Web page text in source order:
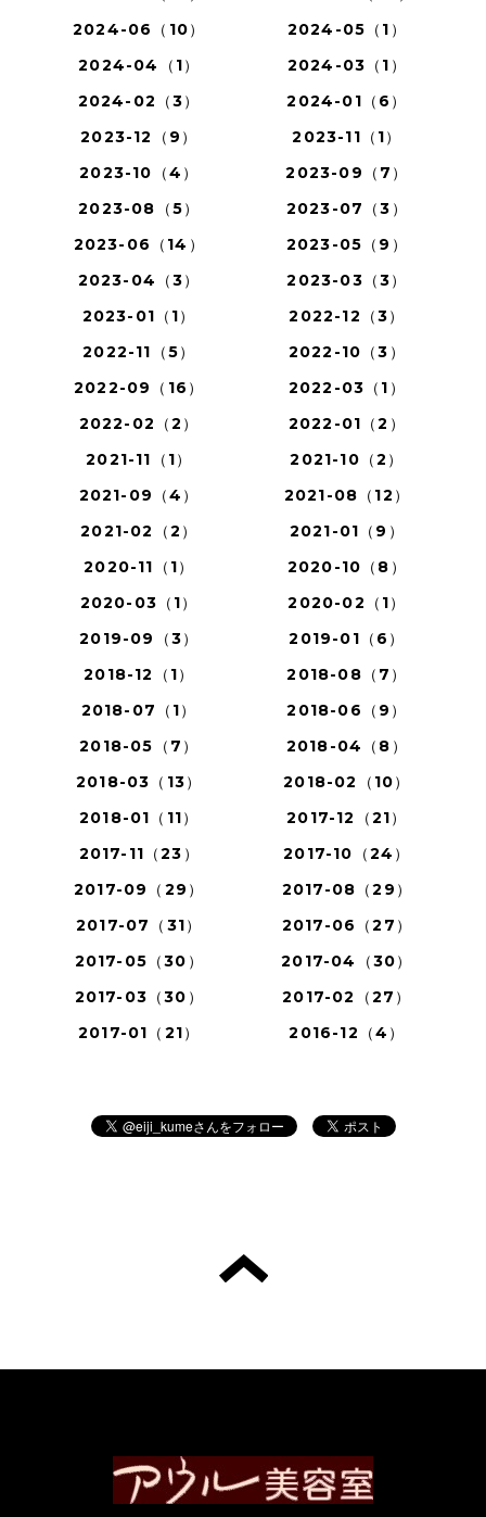
2024-06（10）
2024-05（1）
2024-04（1）
2024-03（1）
2024-02（3）
2024-01（6）
2023-12（9）
2023-11（1）
2023-10（4）
2023-09（7）
2023-08（5）
2023-07（3）
2023-06（14）
2023-05（9）
2023-04（3）
2023-03（3）
2023-01（1）
2022-12（3）
2022-11（5）
2022-10（3）
2022-09（16）
2022-03（1）
2022-02（2）
2022-01（2）
2021-11（1）
2021-10（2）
2021-09（4）
2021-08（12）
2021-02（2）
2021-01（9）
2020-11（1）
2020-10（8）
2020-03（1）
2020-02（1）
2019-09（3）
2019-01（6）
2018-12（1）
2018-08（7）
2018-07（1）
2018-06（9）
2018-05（7）
2018-04（8）
2018-03（13）
2018-02（10）
2018-01（11）
2017-12（21）
2017-11（23）
2017-10（24）
2017-09（29）
2017-08（29）
2017-07（31）
2017-06（27）
2017-05（30）
2017-04（30）
2017-03（30）
2017-02（27）
2017-01（21）
2016-12（4）